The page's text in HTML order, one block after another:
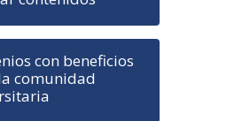
con beneficios
comunidad